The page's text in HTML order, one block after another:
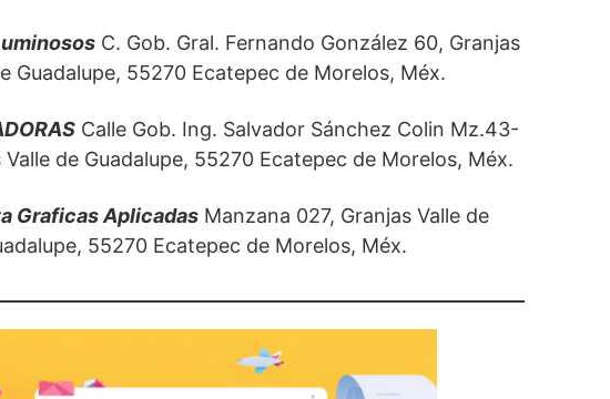
C. Gob. Gral. Fernando González 60, Granjas
Guadalupe, 55270 Ecatepec de Morelos, Méx.
Calle Gob. Ing. Salvador Sánchez Colin Mz.43-
de Guadalupe, 55270 Ecatepec de Morelos, Méx.
Graficas AplicadasManzana 027, Granjas Valle de
55270 Ecatepec de Morelos, Méx.